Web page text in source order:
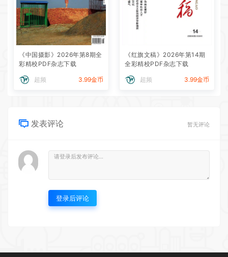
《中国摄影》2026年第8期全
彩精校PDF杂志下载
超频 3.99金币
《红旗文稿》2026年第14期
全彩精校PDF杂志下载
超频 3.99金币
发表评论 暂无评论
登录后评论